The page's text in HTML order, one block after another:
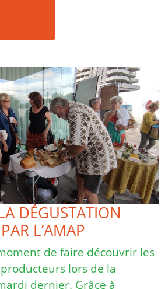
DÉGUSTATION
L’AMAP
de faire découvrir les
lors de la
dernier. Grâce à